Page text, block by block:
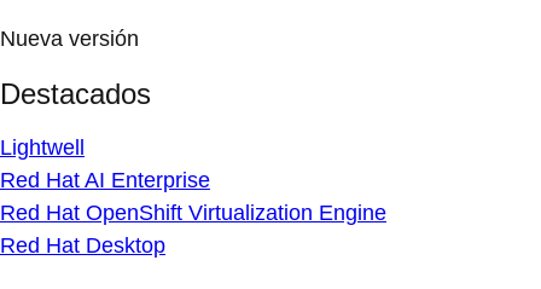
Nueva versión
Destacados
Lightwell
Red Hat AI Enterprise
Red Hat OpenShift Virtualization Engine
Red Hat Desktop